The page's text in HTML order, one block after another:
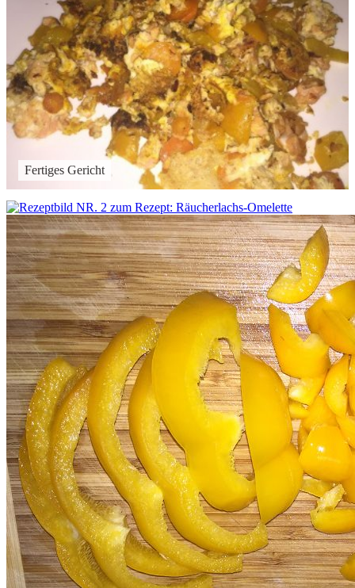
Fertiges Gericht